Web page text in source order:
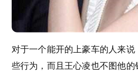
对于一个能开的上豪车的人来
些行为，而且王心凌也不图他的